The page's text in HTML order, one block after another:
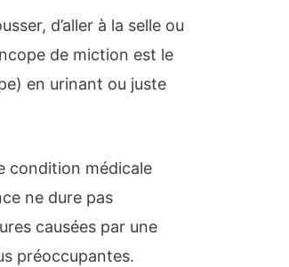
d’aller à la selle ou
de miction est le
en urinant ou juste
condition médicale
ne dure pas
causées par une
préoccupantes.